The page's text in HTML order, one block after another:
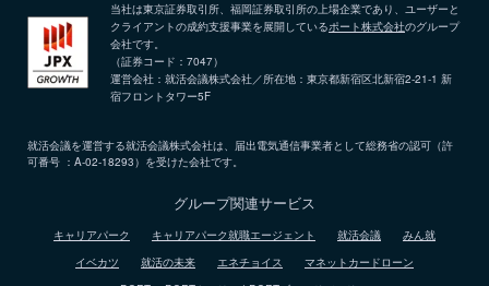
当社は東京証券取引所、福岡証券取引所の上場企業であり、ユーザーと
クライアントの成約支援事業を展開しているポート株式会社のグループ
会社です。
（証券コード：7047）
運営会社：就活会議株式会社／所在地：東京都新宿区北新宿2-21-1 新
宿フロントタワー5F
就活会議を運営する就活会議株式会社は、届出電気通信事業者として総務省の認可（許
可番号 ：A-02-18293）を受けた会社です。